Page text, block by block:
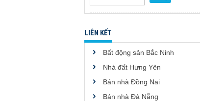
LIÊN KẾT
Bất động sản Bắc Ninh
Nhà đất Hưng Yên
Bán nhà Đồng Nai
Bán nhà Đà Nẵng